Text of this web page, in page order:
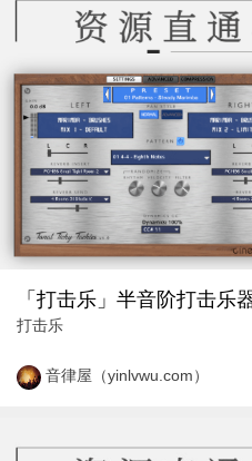
打击乐
音律屋（yinlvwu.com）